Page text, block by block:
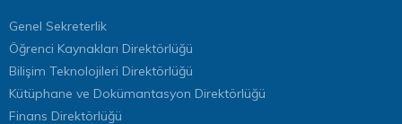
Genel Sekreterlik
Öğrenci Kaynakları Direktörlüğü
Bilişim Teknolojileri Direktörlüğü
Kütüphane ve Dokümantasyon Direktörlüğü
Finans Direktörlüğü